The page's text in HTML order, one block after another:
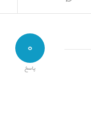
0
پاسخ